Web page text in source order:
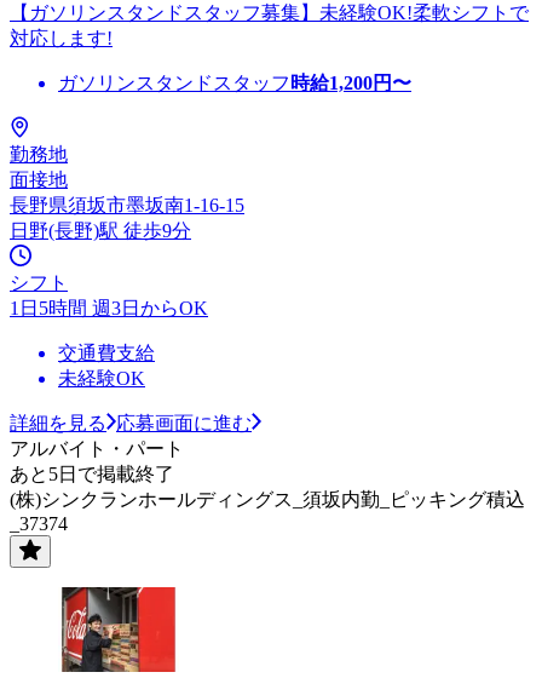
【ガソリンスタンドスタッフ募集】未経験OK!柔軟シフトで
対応します!
ガソリンスタンドスタッフ 時給1,200円〜
勤務地
面接地
長野県須坂市墨坂南1-16-15
日野(長野)駅 徒歩9分
シフト
1日5時間 週3日からOK
交通費支給
未経験OK
詳細を見る
応募画面に進む
アルバイト・パート
あと5日で掲載終了
(株)シンクランホールディングス_須坂内勤_ピッキング積込
_37374